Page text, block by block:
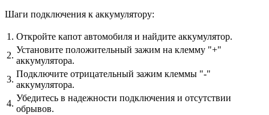
Шаги подключения к аккумулятору:
1. Откройте капот автомобиля и найдите аккумулятор.
2.
Установите положительный зажим на клемму "+"
аккумулятора.
3.
Подключите отрицательный зажим клеммы "-"
аккумулятора.
4.
Убедитесь в надежности подключения и отсутствии
обрывов.